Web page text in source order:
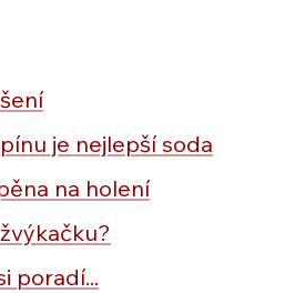
je nejlepší soda
na holení
poradí...